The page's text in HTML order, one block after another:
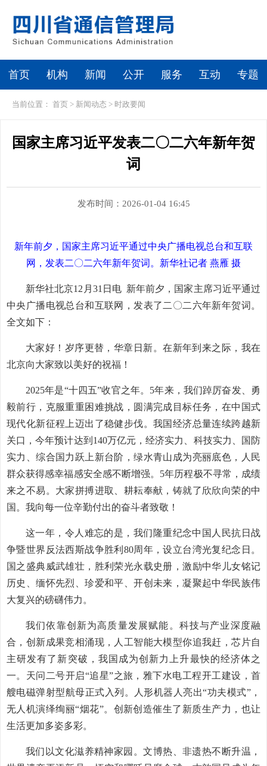
首页 机构 新闻 公开 服务 互动 专题
当前位置： 首页 > 新闻动态 > 时政要闻
国家主席习近平发表二〇二六年新年贺
词
发布时间：2026-01-04 16:45
新年前夕，国家主席习近平通过中央广播电视总台和互联
网，发表二〇二六年新年贺词。新华社记者 燕雁 摄
新华社北京12月31日电 新年前夕，国家主席习近平通过
中央广播电视总台和互联网，发表了二〇二六年新年贺词。
全文如下：
大家好！岁序更替，华章日新。在新年到来之际，我在
北京向大家致以美好的祝福！
2025年是“十四五”收官之年。5年来，我们踔厉奋发、勇
毅前行，克服重重困难挑战，圆满完成目标任务，在中国式
现代化新征程上迈出了稳健步伐。我国经济总量连续跨越新
关口，今年预计达到140万亿元，经济实力、科技实力、国防
实力、综合国力跃上新台阶，绿水青山成为亮丽底色，人民
群众获得感幸福感安全感不断增强。5年历程极不寻常，成绩
来之不易。大家拼搏进取、耕耘奉献，铸就了欣欣向荣的中
国。我向每一位辛勤付出的奋斗者致敬！
这一年，令人难忘的是，我们隆重纪念中国人民抗日战
争暨世界反法西斯战争胜利80周年，设立台湾光复纪念日。
国之盛典威武雄壮，胜利荣光永载史册，激励中华儿女铭记
历史、缅怀先烈、珍爱和平、开创未来，凝聚起中华民族伟
大复兴的磅礴伟力。
我们依靠创新为高质量发展赋能。科技与产业深度融
合，创新成果竞相涌现，人工智能大模型你追我赶，芯片自
主研发有了新突破，我国成为创新力上升最快的经济体之
一。天问二号开启“追星”之旅，雅下水电工程开工建设，首
艘电磁弹射型航母正式入列。人形机器人亮出“功夫模式”，
无人机演绎绚丽“烟花”。创新创造催生了新质生产力，也让
生活更加多姿多彩。
我们以文化滋养精神家园。文博热、非遗热不断升温，